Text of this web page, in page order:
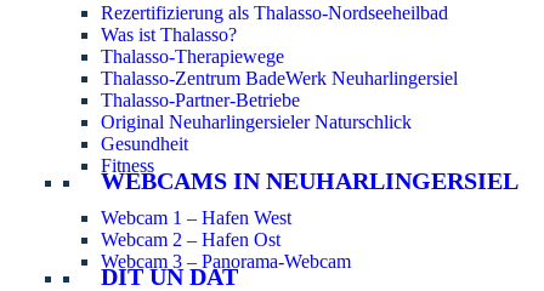
Rezertifizierung als Thalasso-Nordseeheilbad
Was ist Thalasso?
Thalasso-Therapiewege
Thalasso-Zentrum BadeWerk Neuharlingersiel
Thalasso-Partner-Betriebe
Original Neuharlingersieler Naturschlick
Gesundheit
Fitness
WEBCAMS IN NEUHARLINGERSIEL
Webcam 1 – Hafen West
Webcam 2 – Hafen Ost
Webcam 3 – Panorama-Webcam
DIT UN DAT